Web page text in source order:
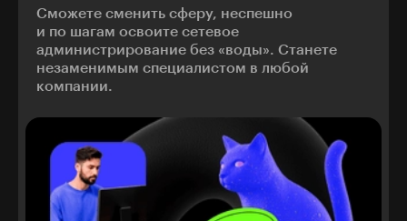
Сможете сменить сферу, неспешно
и по шагам освоите сетевое
администрирование без «воды». Станете
незаменимым специалистом в любой
компании.